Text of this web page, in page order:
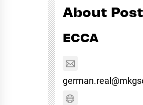
About
ECCA